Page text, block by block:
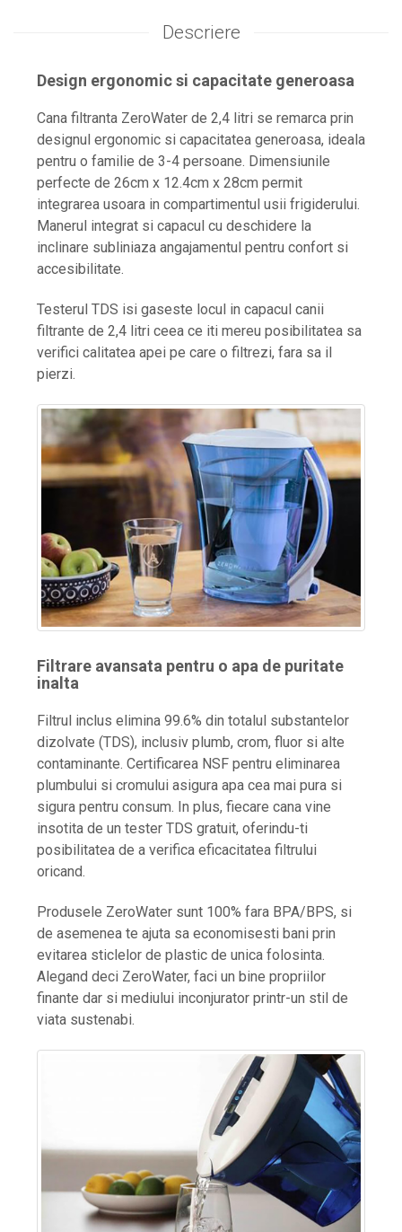
Descriere
Design ergonomic si capacitate generoasa
Cana filtranta ZeroWater de 2,4 litri se remarca prin
designul ergonomic si capacitatea generoasa, ideala
pentru o familie de 3-4 persoane. Dimensiunile
perfecte de 26cm x 12.4cm x 28cm permit
integrarea usoara in compartimentul usii frigiderului.
Manerul integrat si capacul cu deschidere la
inclinare subliniaza angajamentul pentru confort si
accesibilitate.
Testerul TDS isi gaseste locul in capacul canii
filtrante de 2,4 litri ceea ce iti mereu posibilitatea sa
verifici calitatea apei pe care o filtrezi, fara sa il
pierzi.
Filtrare avansata pentru o apa de puritate
inalta
Filtrul inclus elimina 99.6% din totalul substantelor
dizolvate (TDS), inclusiv plumb, crom, fluor si alte
contaminante. Certificarea NSF pentru eliminarea
plumbului si cromului asigura apa cea mai pura si
sigura pentru consum. In plus, fiecare cana vine
insotita de un tester TDS gratuit, oferindu-ti
posibilitatea de a verifica eficacitatea filtrului
oricand.
Produsele ZeroWater sunt 100% fara BPA/BPS, si
de asemenea te ajuta sa economisesti bani prin
evitarea sticlelor de plastic de unica folosinta.
Alegand deci ZeroWater, faci un bine propriilor
finante dar si mediului inconjurator printr-un stil de
viata sustenabi.